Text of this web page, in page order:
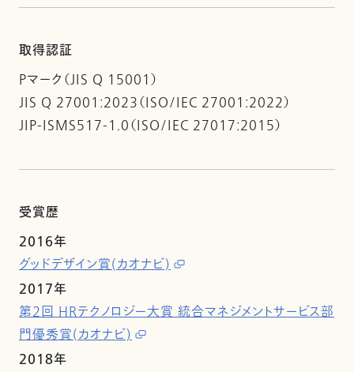
取得認証
Pマーク（JIS Q 15001）
JIS Q 27001:2023（ISO/IEC 27001:2022）
JIP-ISMS517-1.0（ISO/IEC 27017:2015）
受賞歴
2016年
グッドデザイン賞(カオナビ)
2017年
第2回 HRテクノロジー大賞 統合マネジメントサービス部
門優秀賞(カオナビ)
2018年